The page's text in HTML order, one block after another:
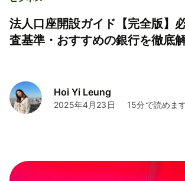
法人口座開設ガイド【完全版】
査基準・おすすめの銀行を徹底
Hoi Yi Leung
2025年4月23日 15分で読めま